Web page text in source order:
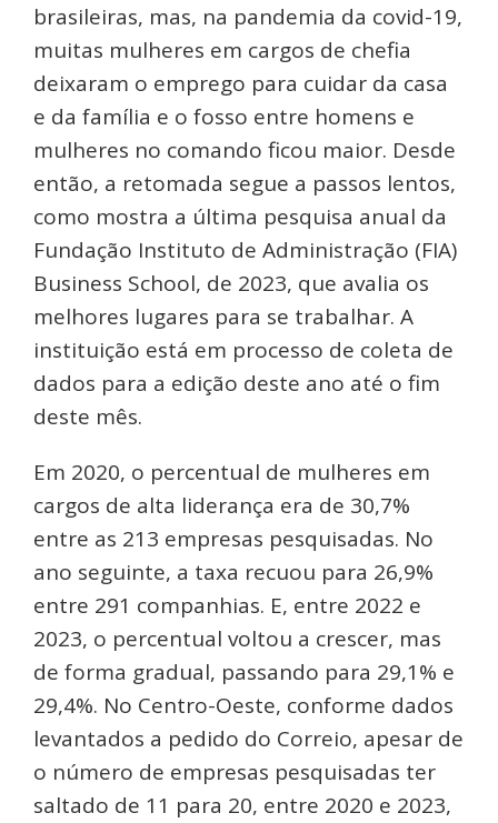
brasileiras, mas, na pandemia da covid-19,
muitas mulheres em cargos de chefia
deixaram o emprego para cuidar da casa
e da família e o fosso entre homens e
mulheres no comando ficou maior. Desde
então, a retomada segue a passos lentos,
como mostra a última pesquisa anual da
Fundação Instituto de Administração (FIA)
Business School, de 2023, que avalia os
melhores lugares para se trabalhar. A
instituição está em processo de coleta de
dados para a edição deste ano até o fim
deste mês.
Em 2020, o percentual de mulheres em
cargos de alta liderança era de 30,7%
entre as 213 empresas pesquisadas. No
ano seguinte, a taxa recuou para 26,9%
entre 291 companhias. E, entre 2022 e
2023, o percentual voltou a crescer, mas
de forma gradual, passando para 29,1% e
29,4%. No Centro-Oeste, conforme dados
levantados a pedido do Correio, apesar de
o número de empresas pesquisadas ter
saltado de 11 para 20, entre 2020 e 2023,